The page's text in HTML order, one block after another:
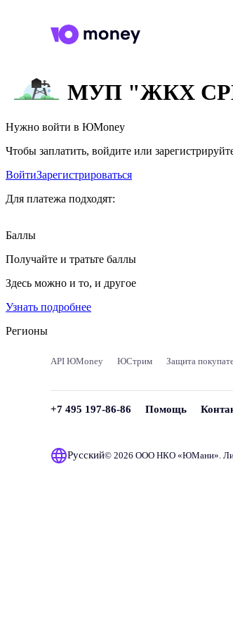
МУП "ЖКХ
Нужно войти в ЮMoney
Чтобы заплатить, войдите или
ВойтиЗарегистрироваться
Для платежа подходят:
Баллы
Получайте и тратьте баллы
Здесь можно и то, и другое
Узнать подробнее
Регионы
API ЮMoney ЮСтрим Защита
+7 495 197-86-86 Помощь
Русский© 2026 ООО НКО «ЮМани».